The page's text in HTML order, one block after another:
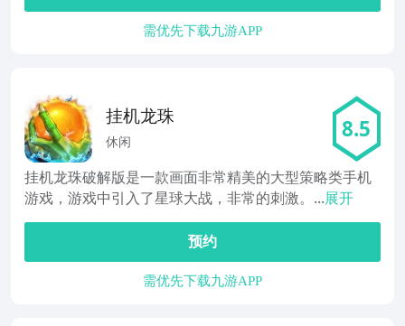
需优先下载九游APP
挂机龙珠
休闲 8.5
挂机龙珠破解版是一款画面非常精美的大型策略类手机
游戏，游戏中引入了星球大战，非常的刺激。...展开
预约
需优先下载九游APP